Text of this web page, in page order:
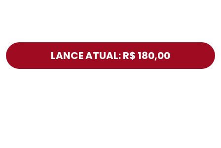
LANCE ATUAL: R$ 180,00